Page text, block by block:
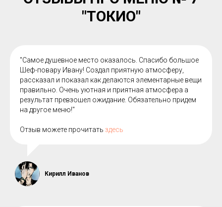
"ТОКИО"
"Самое душевное место оказалось. Спасибо большое
Шеф-повару Ивану! Создал приятную атмосферу,
рассказал и показал как делаются элементарные вещи
правильно. Очень уютная и приятная атмосфера а
результат превзошел ожидание. Обязательно придем
на другое меню!"
Отзыв можете прочитать здесь
Кирилл Иванов